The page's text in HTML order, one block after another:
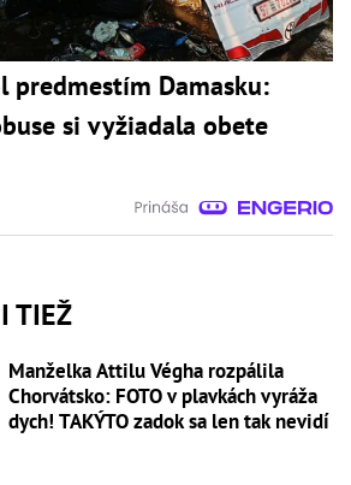
predmestím Damasku:
si vyžiadala obete
TIEŽ
Manželka Attilu Végha rozpálila
Chorvátsko: FOTO v plavkách vyráža
dych! TAKÝTO zadok sa len tak nevidí